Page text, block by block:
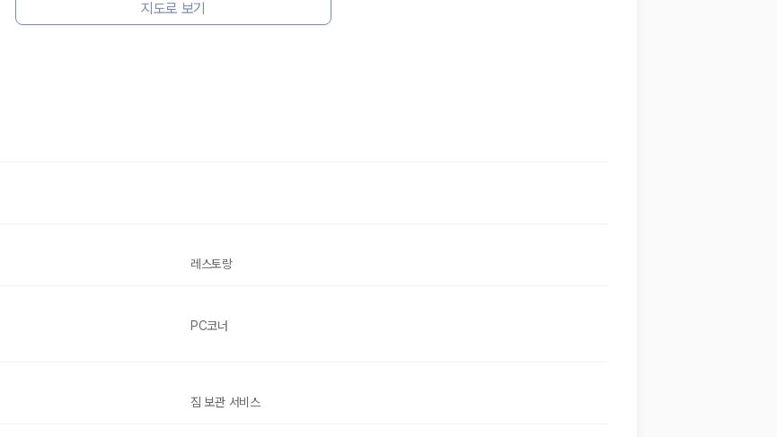
지도로 보기
레스토랑
PC코너
짐 보관 서비스